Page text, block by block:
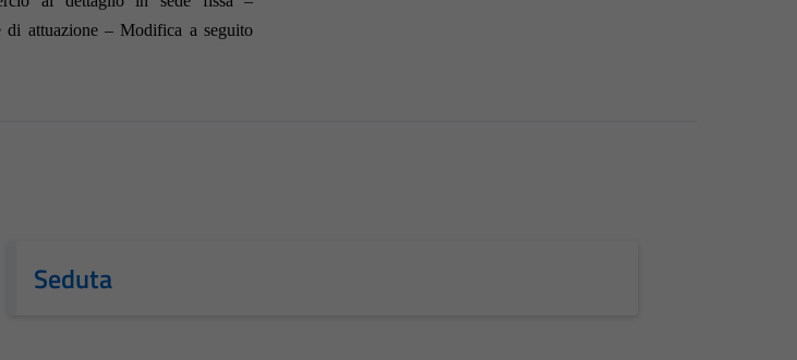
attuazione – Modifica a seguito
Seduta